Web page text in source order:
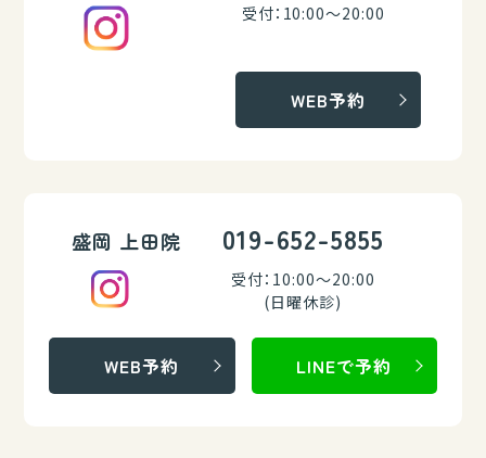
受付：10:00～20:00
WEB予約
盛岡 上田院 019-652-5855
受付：10:00～20:00
(日曜休診)
WEB予約 LINEで予約